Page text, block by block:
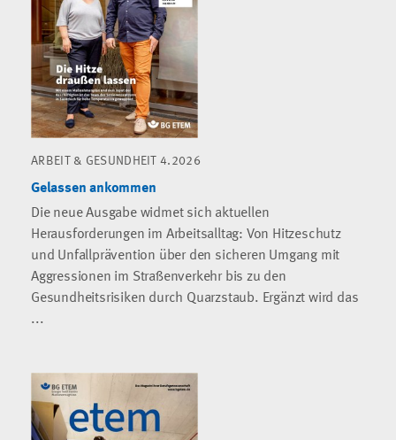
ARBEIT & GESUNDHEIT 4.2026
Gelassen ankommen
Die neue Ausgabe widmet sich aktuellen
Herausforderungen im Arbeitsalltag: Von Hitzeschutz
und Unfallprävention über den sicheren Umgang mit
Aggressionen im Straßenverkehr bis zu den
Gesundheitsrisiken durch Quarzstaub. Ergänzt wird das
...